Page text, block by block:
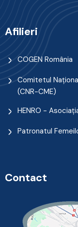
Afilieri
COGEN România
Comitetul
(CNR-CME)
HENRO -
Patronatul
Contact